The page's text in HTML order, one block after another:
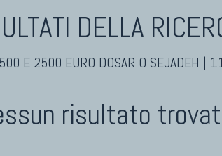
DELLA
E 2500 EURO DOSAR O SEJADEH |
risultato